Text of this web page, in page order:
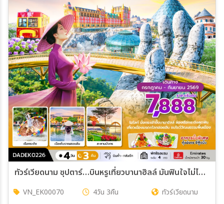
ทัวร์เวียดนาม ซุปตาร์…บินหรูเที่ยวบานาฮิลล์ มันฟินใจไม่ไหวว บินค่ำ-กลับดึก 4วัน 3คืน (EK)
VN_EK00070 4วัน 3คืน
ทัวร์เวียดนาม